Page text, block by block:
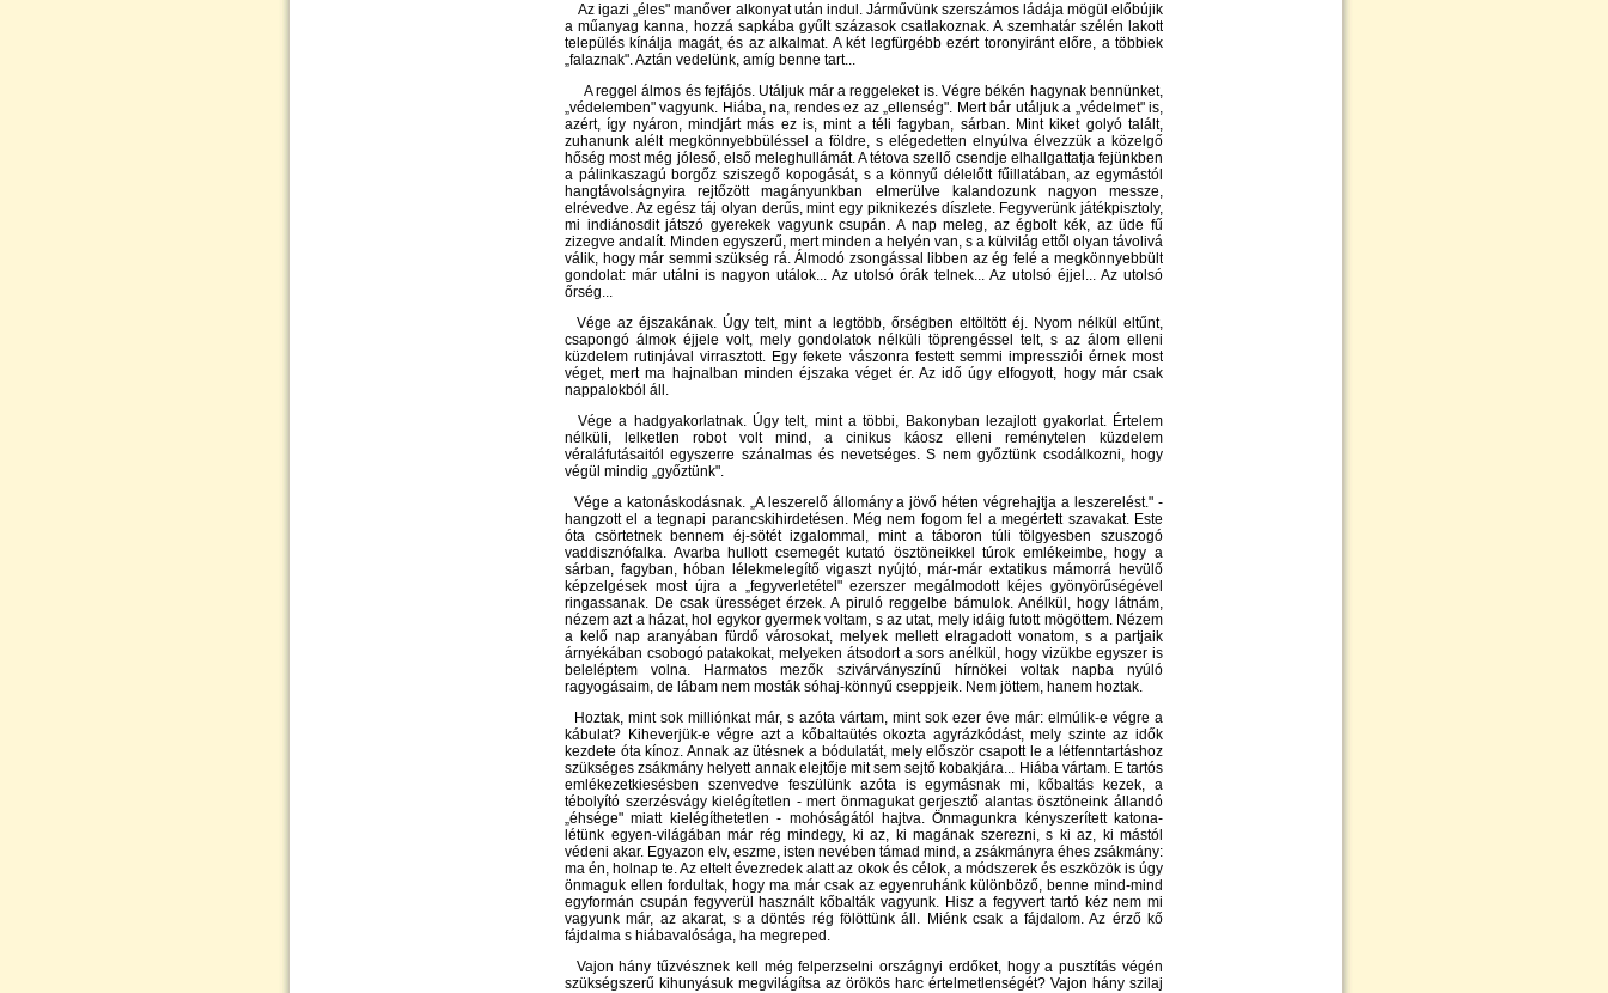
Az igazi „éles" manőver alkonyat után indul. Járművünk szerszámos ládája mögül előbújik
a műanyag kanna, hozzá sapkába gyűlt százasok csatlakoznak. A szemhatár szélén lakott
település kínálja magát, és az alkalmat. A két legfürgébb ezért toronyiránt előre, a többiek
„falaznak". Aztán vedelünk, amíg benne tart...
A reggel álmos és fejfájós. Utáljuk már a reggeleket is. Végre békén hagynak bennünket,
„védelemben" vagyunk. Hiába, na, rendes ez az „ellenség". Mert bár utáljuk a „védelmet" is,
azért, így nyáron, mindjárt más ez is, mint a téli fagyban, sárban. Mint kiket golyó talált,
zuhanunk alélt megkönnyebbüléssel a földre, s elégedetten elnyúlva élvezzük a közelgő
hőség most még jóleső, első meleghullámát. A tétova szellő csendje elhallgattatja fejünkben
a pálinkaszagú borgőz sziszegő kopogását, s a könnyű délelőtt fűillatában, az egymástól
hangtávolságnyira rejtőzött magányunkban elmerülve kalandozunk nagyon messze,
elrévedve. Az egész táj olyan derűs, mint egy piknikezés díszlete. Fegyverünk játékpisztoly,
mi indiánosdit játszó gyerekek vagyunk csupán. A nap meleg, az égbolt kék, az üde fű
zizegve andalít. Minden egyszerű, mert minden a helyén van, s a külvilág ettől olyan távolivá
válik, hogy már semmi szükség rá. Álmodó zsongással libben az ég felé a megkönnyebbült
gondolat: már utálni is nagyon utálok... Az utolsó órák telnek... Az utolsó éjjel... Az utolsó
őrség...
Vége az éjszakának. Úgy telt, mint a legtöbb, őrségben eltöltött éj. Nyom nélkül eltűnt,
csapongó álmok éjjele volt, mely gondolatok nélküli töprengéssel telt, s az álom elleni
küzdelem rutinjával virrasztott. Egy fekete vászonra festett semmi impressziói érnek most
véget, mert ma hajnalban minden éjszaka véget ér. Az idő úgy elfogyott, hogy már csak
nappalokból áll.
Vége a hadgyakorlatnak. Úgy telt, mint a többi, Bakonyban lezajlott gyakorlat. Értelem
nélküli, lelketlen robot volt mind, a cinikus káosz elleni reménytelen küzdelem
véraláfutásaitól egyszerre szánalmas és nevetséges. S nem győztünk csodálkozni, hogy
végül mindig „győztünk".
Vége a katonáskodásnak. „A leszerelő állomány a jövő héten végrehajtja a leszerelést." -
hangzott el a tegnapi parancskihirdetésen. Még nem fogom fel a megértett szavakat. Este
óta csörtetnek bennem éj-sötét izgalommal, mint a táboron túli tölgyesben szuszogó
vaddisznófalka. Avarba hullott csemegét kutató ösztöneikkel túrok emlékeimbe, hogy a
sárban, fagyban, hóban lélekmelegítő vigaszt nyújtó, már-már extatikus mámorrá hevülő
képzelgések most újra a „fegyverletétel" ezerszer megálmodott kéjes gyönyörűségével
ringassanak. De csak ürességet érzek. A piruló reggelbe bámulok. Anélkül, hogy látnám,
nézem azt a házat, hol egykor gyermek voltam, s az utat, mely idáig futott mögöttem. Nézem
a kelő nap aranyában fürdő városokat, melyek mellett elragadott vonatom, s a partjaik
árnyékában csobogó patakokat, melyeken átsodort a sors anélkül, hogy vizükbe egyszer is
beleléptem volna. Harmatos mezők szivárványszínű hírnökei voltak napba nyúló
ragyogásaim, de lábam nem mosták sóhaj-könnyű cseppjeik. Nem jöttem, hanem hoztak.
Hoztak, mint sok milliónkat már, s azóta vártam, mint sok ezer éve már: elmúlik-e végre a
kábulat? Kiheverjük-e végre azt a kőbaltaütés okozta agyrázkódást, mely szinte az idők
kezdete óta kínoz. Annak az ütésnek a bódulatát, mely először csapott le a létfenntartáshoz
szükséges zsákmány helyett annak elejtője mit sem sejtő kobakjára... Hiába vártam. E tartós
emlékezetkiesésben szenvedve feszülünk azóta is egymásnak mi, kőbaltás kezek, a
tébolyító szerzésvágy kielégítetlen - mert önmagukat gerjesztő alantas ösztöneink állandó
„éhsége" miatt kielégíthetetlen - mohóságától hajtva. Önmagunkra kényszerített katona-
létünk egyen-világában már rég mindegy, ki az, ki magának szerezni, s ki az, ki mástól
védeni akar. Egyazon elv, eszme, isten nevében támad mind, a zsákmányra éhes zsákmány:
ma én, holnap te. Az eltelt évezredek alatt az okok és célok, a módszerek és eszközök is úgy
önmaguk ellen fordultak, hogy ma már csak az egyenruhánk különböző, benne mind-mind
egyformán csupán fegyverül használt kőbalták vagyunk. Hisz a fegyvert tartó kéz nem mi
vagyunk már, az akarat, s a döntés rég fölöttünk áll. Miénk csak a fájdalom. Az érző kő
fájdalma s hiábavalósága, ha megreped.
Vajon hány tűzvésznek kell még felperzselni országnyi erdőket, hogy a pusztítás végén
szükségszerű kihunyásuk megvilágítsa az örökös harc értelmetlenségét? Vajon hány szilaj